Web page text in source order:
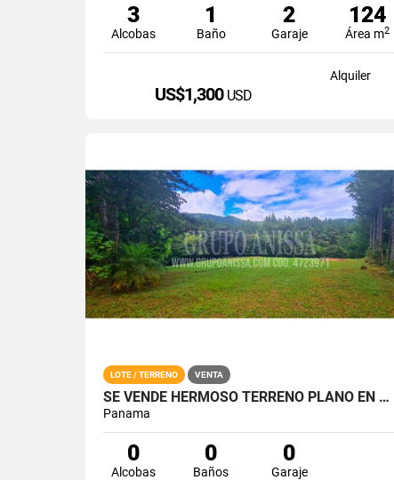
3
Alcobas
1
Baño
2
Garaje
124
Área m2
Alquiler
US$1,300 USD
LOTE / TERRENO VENTA
SE VENDE HERMOSO TERRENO PLANO EN ALTOS DEL MARIA
Panama
0
Alcobas
0
Baños
0
Garaje